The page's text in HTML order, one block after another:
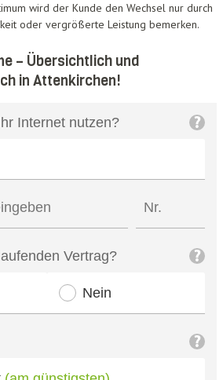
wird der Kunde den Wechsel nur durch
oder vergrößerte Leistung bemerken.
– Übersichtlich und
in Attenkirchen!